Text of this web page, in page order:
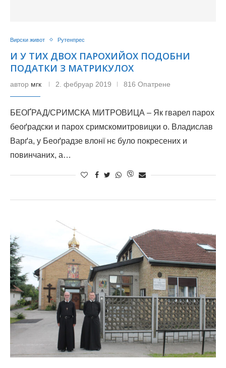
Вирски живот Рутенпрес
И У ТИХ ДВОХ ПАРОХИЙОХ ПОДОБНИ
ПОДАТКИ З МАТРИКУЛОХ
автор мгк 2. фебруар 2019 816 Опатрене
БЕОҐРАД/СРИМСКА МИТРOВИЦА – Як гварел парох
беоґрадски и парох сримскомитровицки о. Владислав
Варґа, у Беоґрадзе влонї нє було покресених и
повинчаних, а…